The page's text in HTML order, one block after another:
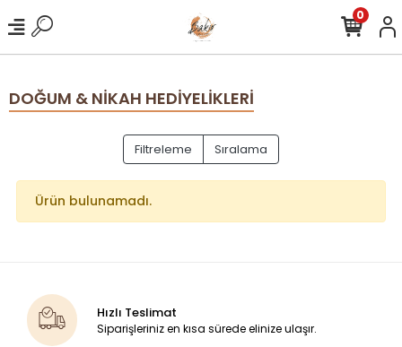
0
DOĞUM & NİKAH HEDİYELİKLERİ
Filtreleme Sıralama
Ürün bulunamadı.
Hızlı Teslimat
Siparişleriniz en kısa sürede elinize ulaşır.